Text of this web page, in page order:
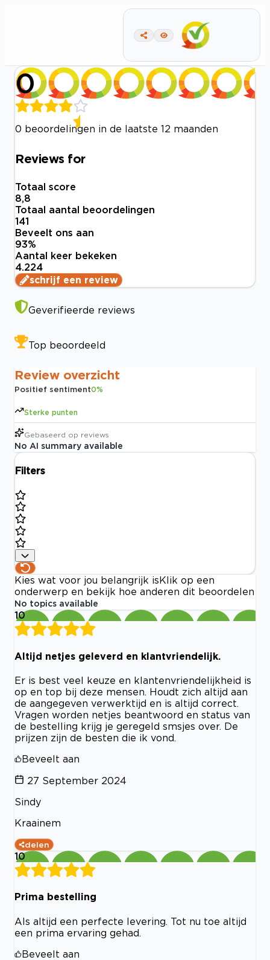
0
0 beoordelingen in de laatste 12 maanden
Reviews for
Totaal score
8,8
Totaal aantal beoordelingen
141
Beveelt ons aan
93%
Aantal keer bekeken
4.224
schrijf een review
Geverifieerde reviews
Top beoordeeld
Review overzicht
Positief sentiment0%
Sterke punten
Gebaseerd op reviews
No AI summary available
Filters
Kies wat voor jou belangrijk is Klik op een
onderwerp en bekijk hoe anderen dit beoordelen
No topics available
10
Altijd netjes geleverd en klantvriendelijk.
Er is best veel keuze en klantenvriendelijkheid is
op en top bij deze mensen. Houdt zich altijd aan
de aangegeven verwerktijd en is altijd correct.
Vragen worden netjes beantwoord en status van
de bestelling krijg je geregeld smsjes over. De
prijzen zijn de besten die ik vond.
Beveelt aan
27 September 2024
Sindy
Kraainem
delen
10
Prima bestelling
Als altijd een perfecte levering. Tot nu toe altijd
een prima ervaring gehad.
Beveelt aan